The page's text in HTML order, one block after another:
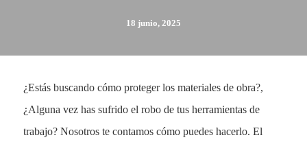
18 junio, 2025
¿Estás buscando cómo proteger los materiales de obra?,
¿Alguna vez has sufrido el robo de tus herramientas de
trabajo? Nosotros te contamos cómo puedes hacerlo. El